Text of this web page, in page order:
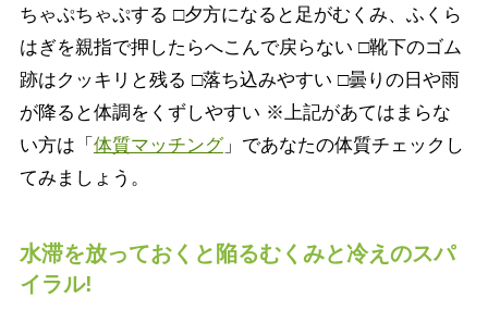
ちゃぷちゃぷする □夕方になると足がむくみ、ふくら
はぎを親指で押したらへこんで戻らない □靴下のゴム
跡はクッキリと残る □落ち込みやすい □曇りの日や雨
が降ると体調をくずしやすい ※上記があてはまらな
い方は「 体質マッチング」であなたの体質チェックし
てみましょう。
水滞を放っておくと陥るむくみと冷えのスパ
イラル!